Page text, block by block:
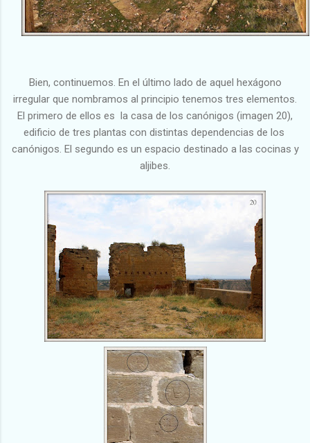
Bien, continuemos. En el último lado de aquel hexágono
irregular que nombramos al principio tenemos tres elementos.
El primero de ellos es la casa de los canónigos (imagen 20),
edificio de tres plantas con distintas dependencias de los
canónigos. El segundo es un espacio destinado a las cocinas y
aljibes.